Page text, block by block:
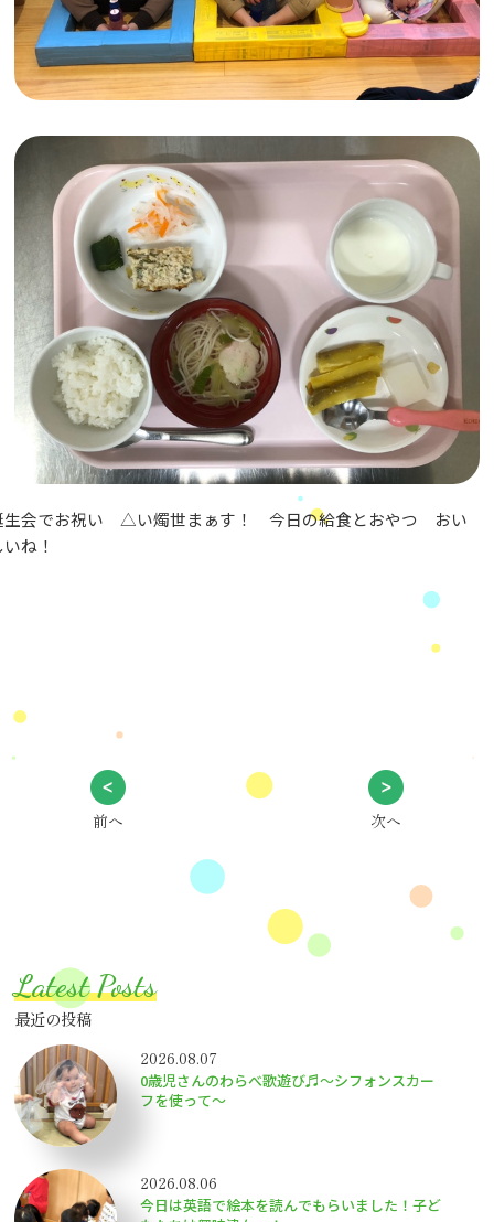
生会でお祝い △い燭世まぁす！ 今日の給食とおやつ おい
ね！
前へ 次へ
Latest Posts
最近の投稿
2026.08.07
0歳児さんのわらべ歌遊び♬～シフォンスカー
フを使って～
2026.08.06
今日は英語で絵本を読んでもらいました！子ど